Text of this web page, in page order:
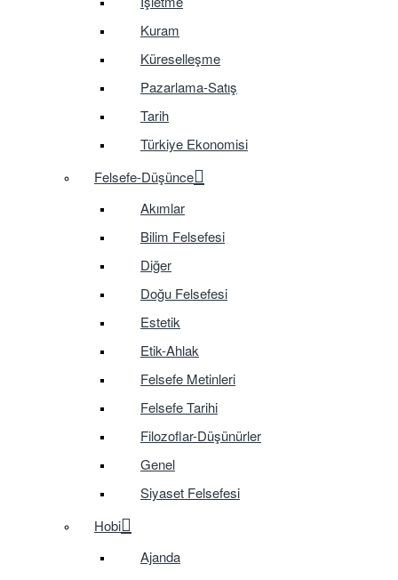
Kuram
Küreselleşme
Pazarlama-Satış
Tarih
Türkiye Ekonomisi
Felsefe-Düşünce
Akımlar
Bilim Felsefesi
Diğer
Doğu Felsefesi
Estetik
Etik-Ahlak
Felsefe Metinleri
Felsefe Tarihi
Filozoflar-Düşünürler
Genel
Siyaset Felsefesi
Hobi
Ajanda